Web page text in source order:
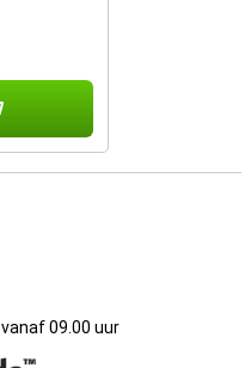
vanaf 09.00 uur